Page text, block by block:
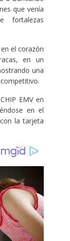
que venía
fortalezas
el corazón
en un
una
EMV en
en el
la tarjeta